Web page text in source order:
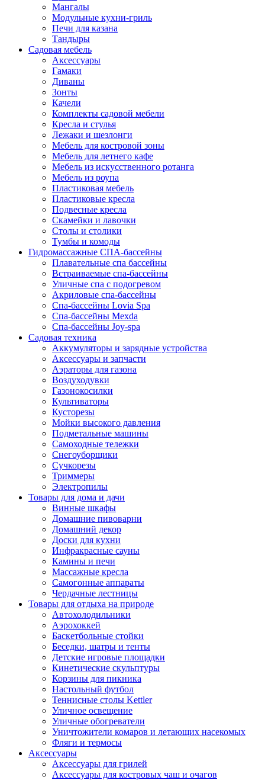
Мангалы
Модульные кухни-гриль
Печи для казана
Тандыры
Садовая мебель
Аксессуары
Гамаки
Диваны
Зонты
Качели
Комплекты садовой мебели
Кресла и стулья
Лежаки и шезлонги
Мебель для костровой зоны
Мебель для летнего кафе
Мебель из искусственного ротанга
Мебель из роупа
Пластиковая мебель
Пластиковые кресла
Подвесные кресла
Скамейки и лавочки
Столы и столики
Тумбы и комоды
Гидромассажные СПА-бассейны
Плавательные спа бассейны
Встраиваемые спа-бассейны
Уличные спа с подогревом
Акриловые спа-бассейны
Спа-бассейны Lovia Spa
Спа-бассейны Mexda
Спа-бассейны Joy-spa
Садовая техника
Аккумуляторы и зарядные устройства
Аксессуары и запчасти
Аэраторы для газона
Воздуходувки
Газонокосилки
Культиваторы
Кусторезы
Мойки высокого давления
Подметальные машины
Самоходные тележки
Снегоуборщики
Сучкорезы
Триммеры
Электропилы
Товары для дома и дачи
Винные шкафы
Домашние пивоварни
Домашний декор
Доски для кухни
Инфракрасные сауны
Камины и печи
Массажные кресла
Самогонные аппараты
Чердачные лестницы
Товары для отдыха на природе
Автохолодильники
Аэрохоккей
Баскетбольные стойки
Беседки, шатры и тенты
Детские игровые площадки
Кинетические скульптуры
Корзины для пикника
Настольный футбол
Теннисные столы Kettler
Уличное освещение
Уличные обогреватели
Уничтожители комаров и летающих насекомых
Фляги и термосы
Аксессуары
Аксессуары для грилей
Аксессуары для костровых чаш и очагов